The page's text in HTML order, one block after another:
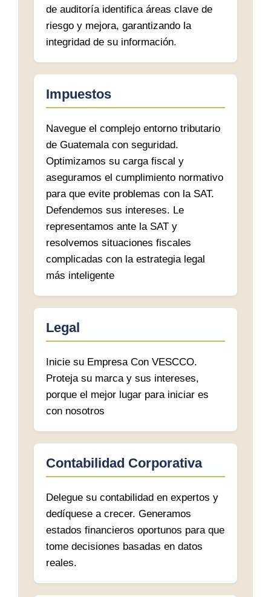
de auditoría identifica áreas clave de
riesgo y mejora, garantizando la
integridad de su información.
Impuestos
Navegue el complejo entorno tributario
de Guatemala con seguridad.
Optimizamos su carga fiscal y
aseguramos el cumplimiento normativo
para que evite problemas con la SAT.
Defendemos sus intereses. Le
representamos ante la SAT y
resolvemos situaciones fiscales
complicadas con la estrategia legal
más inteligente
Legal
Inicie su Empresa Con VESCCO.
Proteja su marca y sus intereses,
porque el mejor lugar para iniciar es
con nosotros
Contabilidad Corporativa
Delegue su contabilidad en expertos y
dedíquese a crecer. Generamos
estados financieros oportunos para que
tome decisiones basadas en datos
reales.